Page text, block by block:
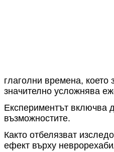
глаголни времена,
значително усложнява
Експериментът включва
възможностите.
Както отбелязват
ефект върху